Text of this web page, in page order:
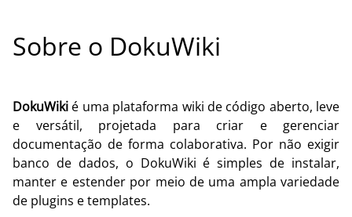
Sobre o DokuWiki
DokuWiki é uma plataforma wiki de código aberto, leve
e versátil, projetada para criar e gerenciar
documentação de forma colaborativa. Por não exigir
banco de dados, o DokuWiki é simples de instalar,
manter e estender por meio de uma ampla variedade
de plugins e templates.